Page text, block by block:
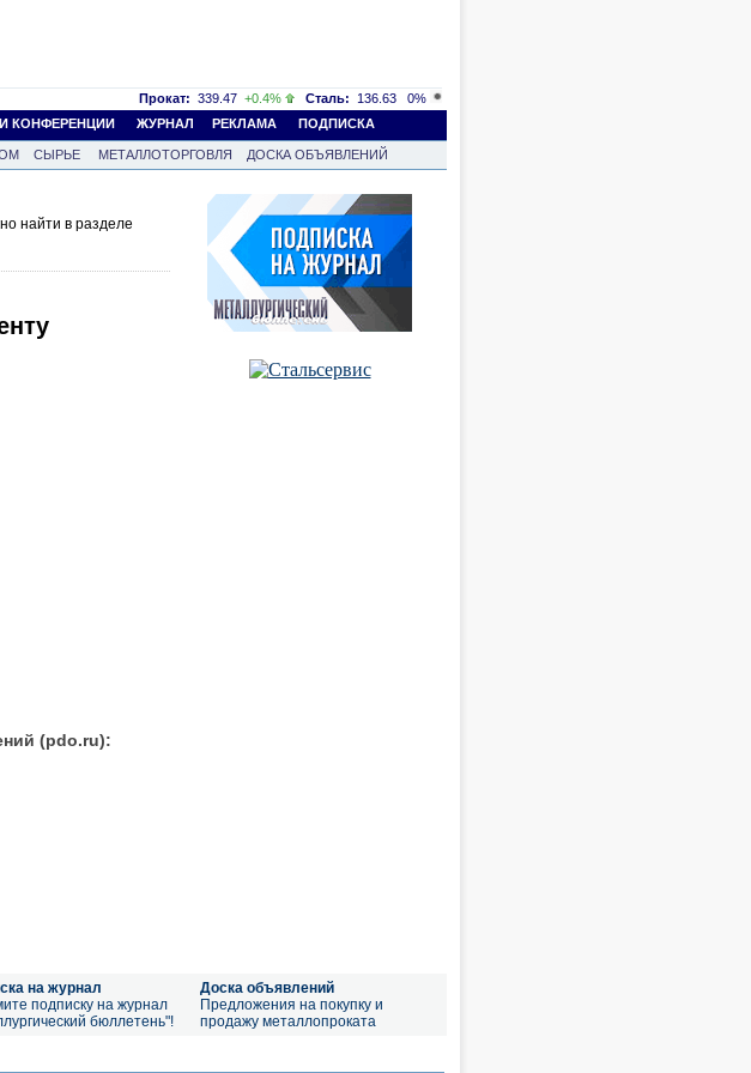
Прокат: 339.47 +0.4% Сталь: 136.63
0%
КОНФЕРЕНЦИИ ЖУРНАЛ РЕКЛАМА ПОДПИСКА
СЫРЬЕ МЕТАЛЛОТОРГОВЛЯ
ДОСКА ОБЪЯВЛЕНИЙ
найти в разделе
(pdo.ru):
на журнал
подписку на журнал
бюллетень"!
Доска объявлений
Предложения на покупку и
продажу металлопроката